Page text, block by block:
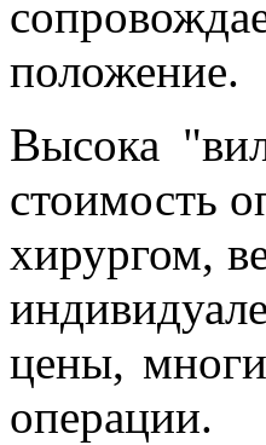
положение.
Высока
стоимость
хирургом,
цены,
операции.